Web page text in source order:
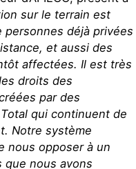
sur le terrain est
personnes déjà privées
et aussi des
affectées. Il est très
droits des
par des
qui continuent de
Notre système
nous opposer à un
que nous avons